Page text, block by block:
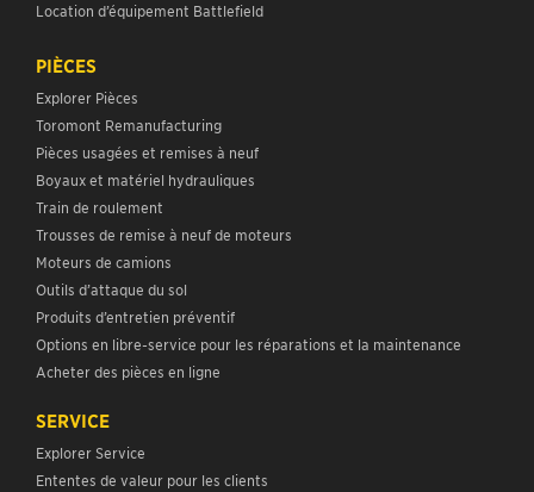
Location d’équipement Battlefield
PIÈCES
Explorer Pièces
Toromont Remanufacturing
Pièces usagées et remises à neuf
Boyaux et matériel hydrauliques
Train de roulement
Trousses de remise à neuf de moteurs
Moteurs de camions
Outils d’attaque du sol
Produits d’entretien préventif
Options en libre-service pour les réparations et la maintenance
Acheter des pièces en ligne
SERVICE
Explorer Service
Ententes de valeur pour les clients